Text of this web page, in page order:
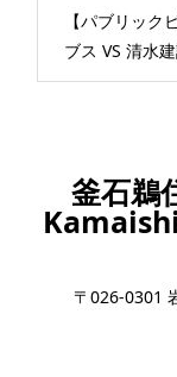
【パブリッ
ブス VS 清水
釜石鵜
〒026-0301